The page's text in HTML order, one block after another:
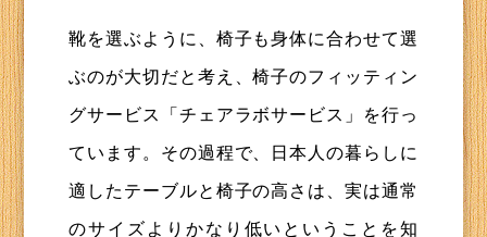
靴を選ぶように、椅子も身体に合わせて選
ぶのが大切だと考え、椅子のフィッティン
グサービス「チェアラボサービス」を行っ
ています。その過程で、日本人の暮らしに
適したテーブルと椅子の高さは、実は通常
のサイズよりかなり低いということを知